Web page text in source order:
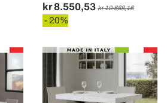
kr 8.550,53 kr 10.688,16
- 20%